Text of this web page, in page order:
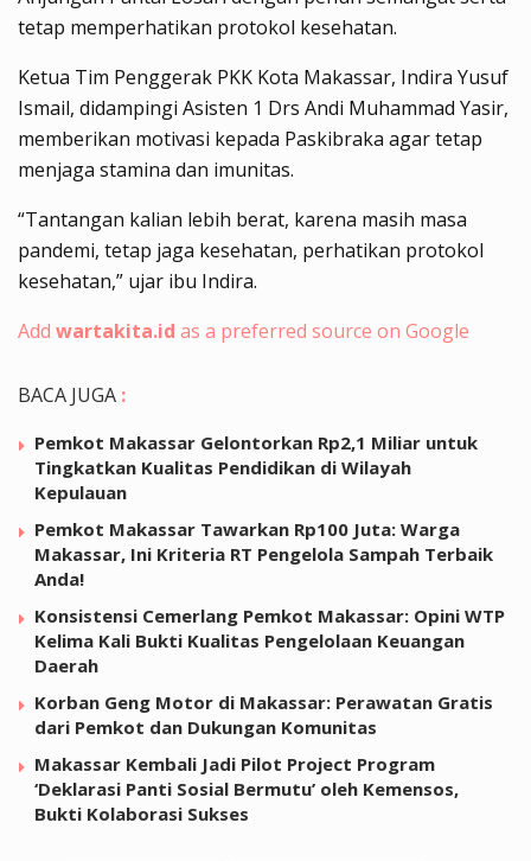
tetap memperhatikan protokol kesehatan.
Ketua Tim Penggerak PKK Kota Makassar, Indira Yusuf
Ismail, didampingi Asisten 1 Drs Andi Muhammad Yasir,
memberikan motivasi kepada Paskibraka agar tetap
menjaga stamina dan imunitas.
“Tantangan kalian lebih berat, karena masih masa
pandemi, tetap jaga kesehatan, perhatikan protokol
kesehatan,” ujar ibu Indira.
Add wartakita.id as a preferred source on Google
BACA JUGA :
Pemkot Makassar Gelontorkan Rp2,1 Miliar untuk
Tingkatkan Kualitas Pendidikan di Wilayah
Kepulauan
Pemkot Makassar Tawarkan Rp100 Juta: Warga
Makassar, Ini Kriteria RT Pengelola Sampah Terbaik
Anda!
Konsistensi Cemerlang Pemkot Makassar: Opini WTP
Kelima Kali Bukti Kualitas Pengelolaan Keuangan
Daerah
Korban Geng Motor di Makassar: Perawatan Gratis
dari Pemkot dan Dukungan Komunitas
Makassar Kembali Jadi Pilot Project Program
‘Deklarasi Panti Sosial Bermutu’ oleh Kemensos,
Bukti Kolaborasi Sukses